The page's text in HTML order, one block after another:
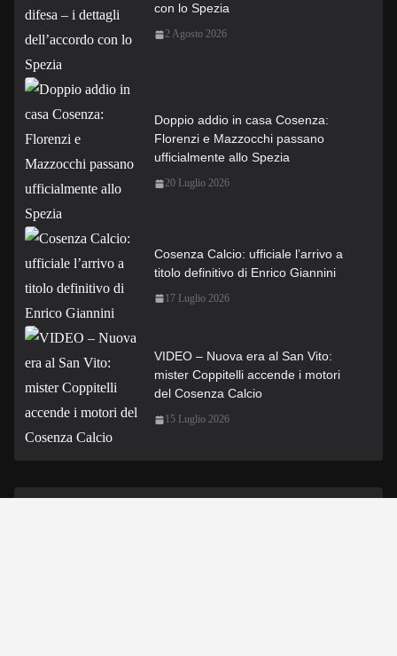
con lo Spezia
2 Agosto 2026
Doppio addio in casa Cosenza:
Florenzi e Mazzocchi passano
ufficialmente allo Spezia
20 Luglio 2026
Cosenza Calcio: ufficiale l’arrivo a
titolo definitivo di Enrico Giannini
17 Luglio 2026
VIDEO – Nuova era al San Vito:
mister Coppitelli accende i motori
del Cosenza Calcio
15 Luglio 2026